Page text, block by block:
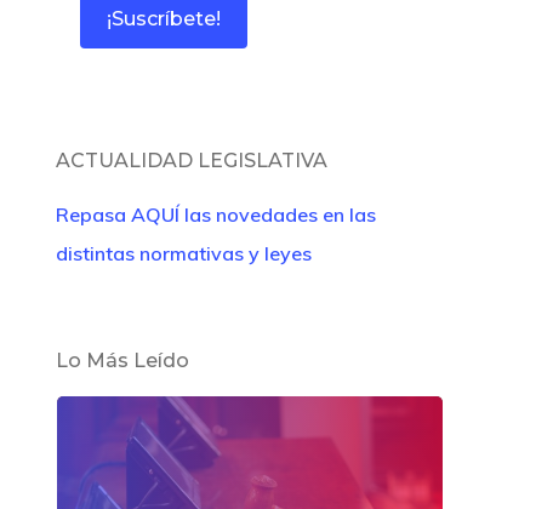
ACTUALIDAD LEGISLATIVA
Repasa AQUÍ las novedades en las
distintas normativas y leyes
Lo Más Leído